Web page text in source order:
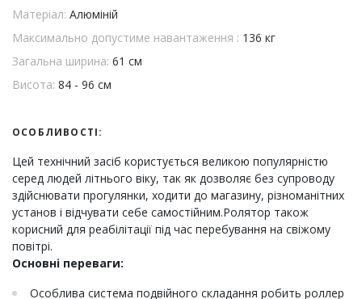
Матеріал: Алюміній
Максимально допустиме навантаження : 136 кг
Загальна ширина: 61 см
Висота: 84 - 96 см
ОСОБЛИВОСТІ:
Цей технічний засіб користується великою популярністю
серед людей літнього віку, так як дозволяє без супроводу
здійснювати прогулянки, ходити до магазину, різноманітних
установ і відчувати себе самостійним.Ролятор також
корисний для реабілітації під час перебування на свіжому
повітрі.
Основні переваги:
Особлива система подвійного складання робить роллер